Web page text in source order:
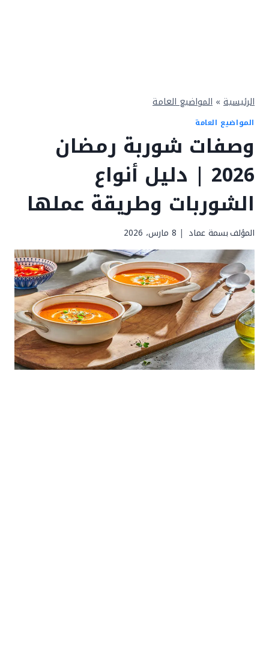
الرئيسية » المواضيع العامة
المواضيع العامة
وصفات شوربة رمضان
2026 | دليل أنواع
الشوربات وطريقة عملها
المؤلفبسمة عماد 8 مارس، 2026